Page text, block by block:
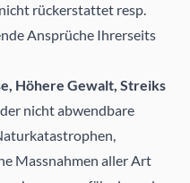
rückerstattet resp.
Ansprüche Ihrerseits
Höhere Gewalt, Streiks
nicht abwendbare
Massnahmen aller Art